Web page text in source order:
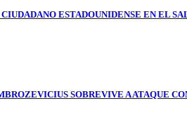
ESTADOUNIDENSE EN EL
SOBREVIVE A ATAQUE